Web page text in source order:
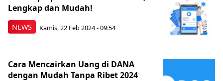
NEWS
Lengkap dan Mudah!
Kamis, 22 Feb 2024 - 09:54
Cara Mencairkan Uang di DANA
dengan Mudah Tanpa Ribet 2024